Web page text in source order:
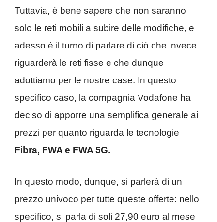
Tuttavia, è bene sapere che non saranno
solo le reti mobili a subire delle modifiche, e
adesso è il turno di parlare di ciò che invece
riguarderà le reti fisse e che dunque
adottiamo per le nostre case. In questo
specifico caso, la compagnia Vodafone ha
deciso di apporre una semplifica generale ai
prezzi per quanto riguarda le tecnologie
Fibra, FWA e FWA 5G.
In questo modo, dunque, si parlerà di un
prezzo univoco per tutte queste offerte: nello
specifico, si parla di soli 27,90 euro al mese